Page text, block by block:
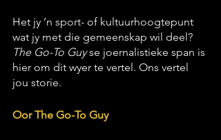
Het jy ’n sport- of kultuurhoogtepunt
wat jy met die gemeenskap wil deel?
The Go-To Guy se joernalistieke span is
hier om dit wyer te vertel. Ons vertel
jou storie.
Oor The Go-To Guy